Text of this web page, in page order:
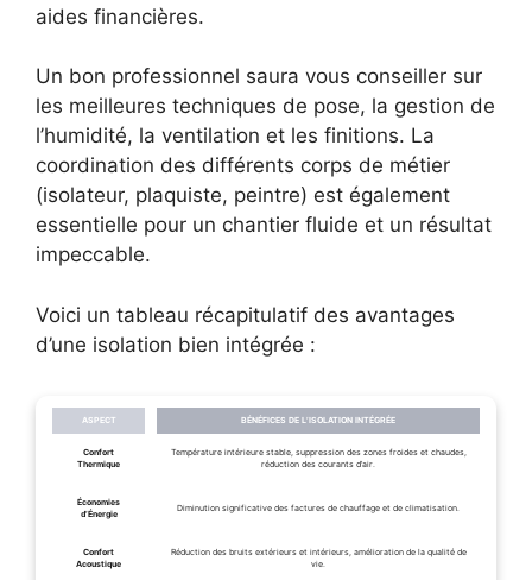
aides financières.
Un bon professionnel saura vous conseiller sur
les meilleures techniques de pose, la gestion de
l’humidité, la ventilation et les finitions. La
coordination des différents corps de métier
(isolateur, plaquiste, peintre) est également
essentielle pour un chantier fluide et un résultat
impeccable.
Voici un tableau récapitulatif des avantages
d’une isolation bien intégrée :
ASPECT BÉNÉFICES DE L’ISOLATION INTÉGRÉE
Confort
Thermique
Température intérieure stable, suppression des zones froides et chaudes,
réduction des courants d’air.
Économies
d’Énergie
Diminution significative des factures de chauffage et de climatisation.
Confort
Acoustique
Réduction des bruits extérieurs et intérieurs, amélioration de la qualité de
vie.